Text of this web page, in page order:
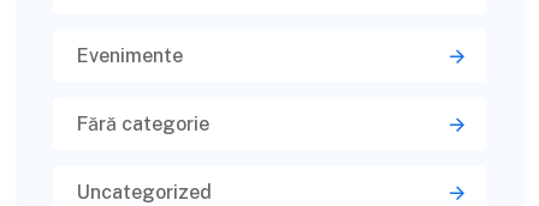
Evenimente
Fără categorie
Uncategorized